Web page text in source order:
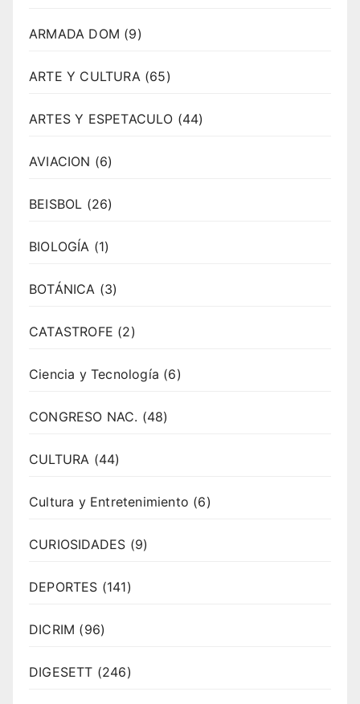
ARMADA DOM (9)
ARTE Y CULTURA (65)
ARTES Y ESPETACULO (44)
AVIACION (6)
BEISBOL (26)
BIOLOGÍA (1)
BOTÁNICA (3)
CATASTROFE (2)
Ciencia y Tecnología (6)
CONGRESO NAC. (48)
CULTURA (44)
Cultura y Entretenimiento (6)
CURIOSIDADES (9)
DEPORTES (141)
DICRIM (96)
DIGESETT (246)